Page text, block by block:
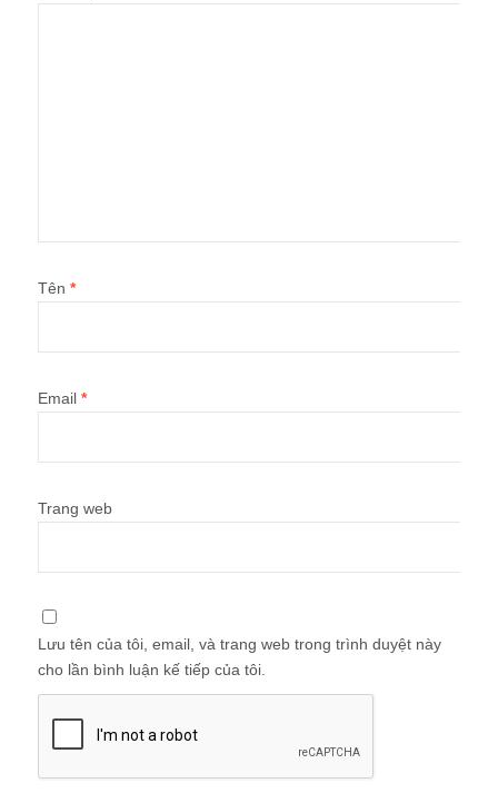
Tên *
Email *
Trang web
Lưu tên của tôi, email, và trang web trong trình duyệt này
cho lần bình luận kế tiếp của tôi.